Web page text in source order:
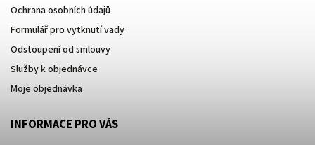
Ochrana osobních údajů
Formulář pro vytknutí vady
Odstoupení od smlouvy
Služby k objednávce
Moje objednávka
INFORMACE PRO VÁS